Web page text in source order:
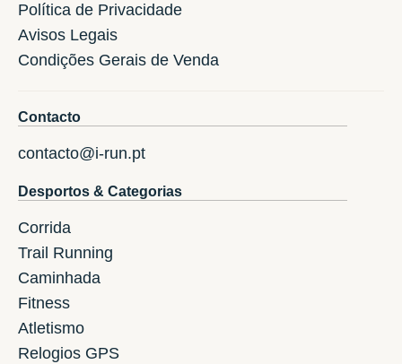
Política de Privacidade
Avisos Legais
Condições Gerais de Venda
Contacto
contacto@i-run.pt
Desportos & Categorias
Corrida
Trail Running
Caminhada
Fitness
Atletismo
Relogios GPS